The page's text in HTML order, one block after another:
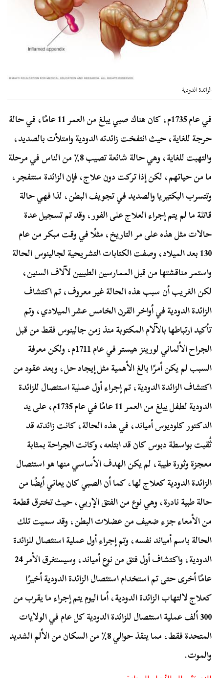
الزائدة الدودية
في عام 1735م، كان هناك صبي يبلغ من العمر 11 عامًا، في حالة
حرجة للغاية، حيث انتفخت زائدته الدودية وامتلأت بالصديد،
والتهبت للغاية، وهي حالة شائعة تصيب 8٪ من الناس في مرحلة
ما من حياتهم، لكن إذا تركت دون علاج، فإن الزائدة ستنفجر،
وتتسرب البكتيريا والصديد في تجويف البطن، لذا فهي حالة
قاتلة ما لم يتم إجراء العلاج على الفور، وقد تم تسجيل عدة
حالات مثل هذه على مر التاريخ، مثلًا في وقت مبكر من عام
130 بعد الميلاد، وصفت الكتابات التشريحية لجالينوس الحالة
واستمر مناقشتها من قبل الممارسين الطبيين لآلاف السنين،
لكن الغريب أن سبب هذه الحالة غير معروف، تم اكتشاف
الزائدة الدودية في أواخر القرن الخامس عشر الميلادي، وتم
تأكيد ارتباطها بالآلام المكتوبة منذ زمن جالينوس فقط من قبل
الجراح الألماني لورينز هيستر في عام 1711م، ولكن معرفة
السبب لم يكن أمرًا بالغ الأهمية مثل إيجاد حل، وبعد عقود من
اكتشاف الزائدة الدودية، تم إجراء أول عملية استئصال للزائدة
الدودية لطفل يبلغ من العمر 11 عامًا في عام 1735م، على يد
الدكتور كلوديوس أمياند، في هذه الحالة، كانت زائدته قد
ثُقبت بواسطة دبوس كان قد ابتلعه، وكانت الجراحة بمثابة
معجزة وثورة طبية، لم يكن الهدف الأساسي منها هو استئصال
الزائدة الدودية كعلاج لها، كما أن الصبي كان يعاني أيضًا من
حالة طبية نادرة، وهي نوع من الفتق الإربي، حيث تخترق قطعة
من الأمعاء جزء ضعيف من عضلات البطن، وقد سميت تلك
الحالة باسم أمياند نفسه، وتم إجراء أول عملية استئصال للزائدة
الدودية، واكتشاف أول فتق من نوع أمياند، وسيستغرق الأمر 24
عامًا أخرى حتى تم استخدام استئصال الزائدة الدودية أخيرًا
كعلاج لالتهاب الزائدة الدودية، أما اليوم يتم إجراء ما يقرب من
300 ألف عملية استئصال للزائدة الدودية كل عام في الولايات
المتحدة فقط، مما ينقذ حوالي 8٪ من السكان من الألم الشديد
والموت.